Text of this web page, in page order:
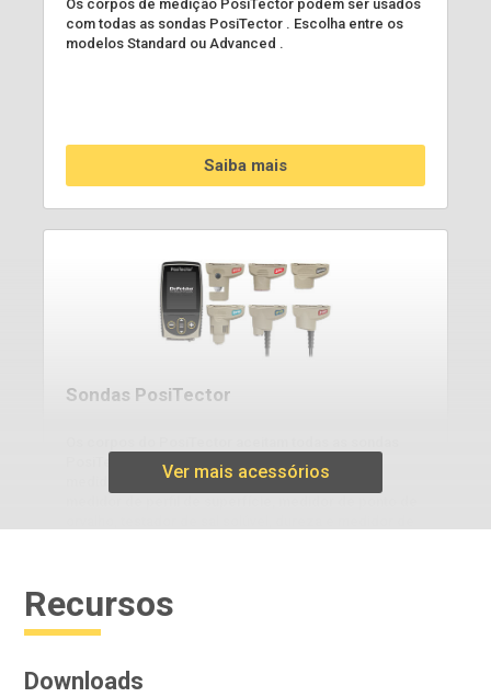
Os corpos de medição PosiTector podem ser usados
com todas as sondas PosiTector . Escolha entre os
modelos Standard ou Advanced .
Saiba mais
Sondas PosiTector
PosiTector , convertendo-se facilmente de um
medidor de espessura de revestimento em um
Ver mais acessórios
Recursos
Downloads